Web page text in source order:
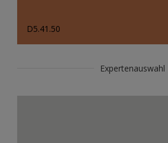
D5.41.50
Expertenauswahl